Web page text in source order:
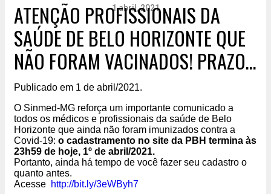
1 abril, 2021
ATENÇÃO PROFISSIONAIS DA
SAÚDE DE BELO HORIZONTE QUE
NÃO FORAM VACINADOS! PRAZO
PARA CADASTRO NO SITE DA PBH
TERMINA HOJE, 1º DE ABRIL
Publicado em 1 de abril/2021.
O Sinmed-MG reforça um importante comunicado a
todos os médicos e profissionais da saúde de Belo
Horizonte que ainda não foram imunizados contra a
Covid-19: o cadastramento no site da PBH termina às
23h59 de hoje, 1º de abril/2021.
Portanto, ainda há tempo de você fazer seu cadastro o
quanto antes.
Acesse http://bit.ly/3eWByh7